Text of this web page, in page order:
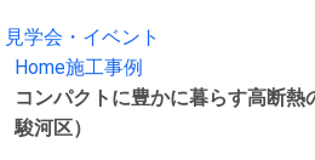
見学会・イベント
Home施工事例
コンパクトに豊かに暮らす高断
駿河区）